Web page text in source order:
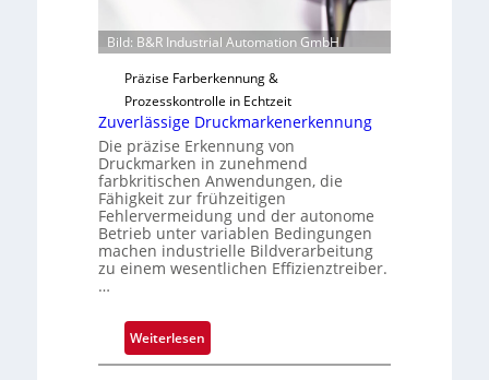
n
g
a
u
s
Bild: B&R Industrial Automation GmbH
Präzise Farberkennung &
Prozesskontrolle in Echtzeit
Zuverlässige Druckmarkenerkennung
Die präzise Erkennung von
Druckmarken in zunehmend
farbkritischen Anwendungen, die
Fähigkeit zur frühzeitigen
Fehlervermeidung und der autonome
Betrieb unter variablen Bedingungen
machen industrielle Bildverarbeitung
zu einem wesentlichen Effizienztreiber.
…
Weiterlesen
Z